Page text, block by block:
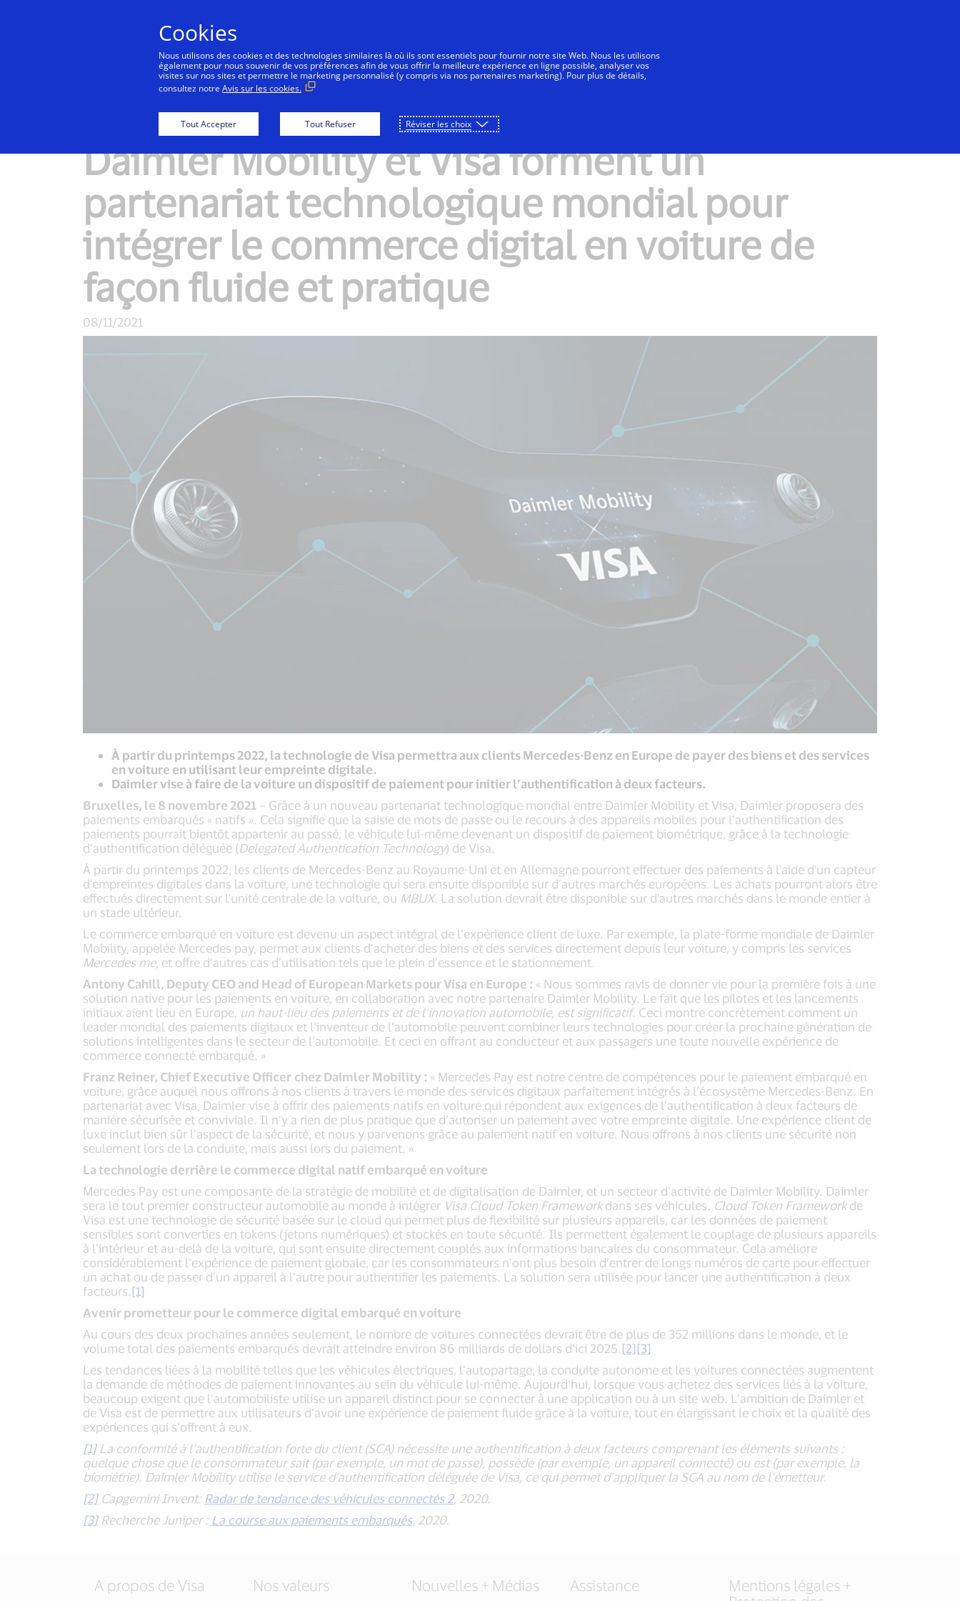
New Detail
Daimler Mobility et Visa forment un
partenariat technologique mondial pour
intégrer le commerce digital en voiture de
façon fluide et pratique
08/11/2021
À partir du printemps 2022, la technologie de Visa permettra aux clients Mercedes-Benz en Europe de payer des biens et des services
en voiture en utilisant leur empreinte digitale.
Daimler vise à faire de la voiture un dispositif de paiement pour initier l’authentification à deux facteurs.
Bruxelles, le 8 novembre 2021– Grâce à un nouveau partenariat technologique mondial entre Daimler Mobility et Visa, Daimler proposera des
paiements embarqués « natifs ». Cela signifie que la saisie de mots de passe ou le recours à des appareils mobiles pour l’authentification des
paiements pourrait bientôt appartenir au passé, le véhicule lui-même devenant un dispositif de paiement biométrique, grâce à la technologie
d’authentification déléguée (Delegated Authentication Technology) de Visa.
À partir du printemps 2022, les clients de Mercedes-Benz au Royaume-Uni et en Allemagne pourront effectuer des paiements à l'aide d'un capteur
d'empreintes digitales dans la voiture, une technologie qui sera ensuite disponible sur d’autres marchés européens. Les achats pourront alors être
effectués directement sur l'unité centrale de la voiture, ou MBUX. La solution devrait être disponible sur d'autres marchés dans le monde entier à
un stade ultérieur.
Le commerce embarqué en voiture est devenu un aspect intégral de l’expérience client de luxe. Par exemple, la plate-forme mondiale de Daimler
Mobility, appelée Mercedes pay, permet aux clients d’acheter des biens et des services directement depuis leur voiture, y compris les services
Mercedes me, et offre d’autres cas d’utilisation tels que le plein d’essence et le stationnement.
Antony Cahill, Deputy CEO and Head of European Markets pour Visa en Europe : « Nous sommes ravis de donner vie pour la première fois à une
solution native pour les paiements en voiture, en collaboration avec notre partenaire Daimler Mobility. Le fait que les pilotes et les lancements
initiaux aient lieu en Europe, un haut-lieu des paiements et de l’innovation automobile, est significatif. Ceci montre concrètement comment un
leader mondial des paiements digitaux et l’inventeur de l’automobile peuvent combiner leurs technologies pour créer la prochaine génération de
solutions intelligentes dans le secteur de l’automobile. Et ceci en offrant au conducteur et aux passagers une toute nouvelle expérience de
commerce connecté embarqué. »
Franz Reiner, Chief Executive Officer chez Daimler Mobility : « Mercedes Pay est notre centre de compétences pour le paiement embarqué en
voiture, grâce auquel nous offrons à nos clients à travers le monde des services digitaux parfaitement intégrés à l’écosystème Mercedes-Benz. En
partenariat avec Visa, Daimler vise à offrir des paiements natifs en voiture qui répondent aux exigences de l’authentification à deux facteurs de
manière sécurisée et conviviale. Il n’y a rien de plus pratique que d’autoriser un paiement avec votre empreinte digitale. Une expérience client de
luxe inclut bien sûr l’aspect de la sécurité, et nous y parvenons grâce au paiement natif en voiture. Nous offrons à nos clients une sécurité non
seulement lors de la conduite, mais aussi lors du paiement. »
La technologie derrière le commerce digital natif embarqué en voiture
Mercedes Pay est une composante de la stratégie de mobilité et de digitalisation de Daimler, et un secteur d’activité de Daimler Mobility. Daimler
sera le tout premier constructeur automobile au monde à intégrer Visa Cloud Token Frameworkdans ses véhicules. Cloud Token Frameworkde
Visa est une technologie de sécurité basée sur le cloud qui permet plus de flexibilité sur plusieurs appareils, car les données de paiement
sensibles sont converties en tokens (jetons numériques) et stockés en toute sécurité. Ils permettent également le couplage de plusieurs appareils
à l’intérieur et au-delà de la voiture, qui sont ensuite directement couplés aux informations bancaires du consommateur. Cela améliore
considérablement l’expérience de paiement globale, car les consommateurs n’ont plus besoin d’entrer de longs numéros de carte pour effectuer
un achat ou de passer d’un appareil à l’autre pour authentifier les paiements. La solution sera utilisée pour lancer une authentification à deux
facteurs. [1]
Avenir prometteur pour le commerce digital embarqué en voiture
Au cours des deux prochaines années seulement, le nombre de voitures connectées devrait être de plus de 352 millions dans le monde, et le
volume total des paiements embarqués devrait atteindre environ 86 milliards de dollars d’ici 2025. [2] [3]
Les tendances liées à la mobilité telles que les véhicules électriques, l’autopartage, la conduite autonome et les voitures connectées augmentent
la demande de méthodes de paiement innovantes au sein du véhicule lui-même. Aujourd’hui, lorsque vous achetez des services liés à la voiture,
beaucoup exigent que l’automobiliste utilise un appareil distinct pour se connecter à une application ou à un site web. L’ambition de Daimler et
de Visa est de permettre aux utilisateurs d’avoir une expérience de paiement fluide grâce à la voiture, tout en élargissant le choix et la qualité des
expériences qui s’offrent à eux.
[1]La conformité à l’authentification forte du client (SCA) nécessite une authentification à deux facteurs comprenant les éléments suivants :
quelque chose que le consommateur sait (par exemple, un mot de passe), possède (par exemple, un appareil connecté) ou est (par exemple, la
biométrie). Daimler Mobility utilise le service d’authentification déléguée de Visa, ce qui permet d’appliquer la SCA au nom de l’émetteur.
[2]Capgemini Invent: Radar de tendance des véhicules connectés 2, 2020.
[3]Recherche Juniper : La course aux paiements embarqués, 2020.
A propos de Visa Nos valeurs Nouvelles + Médias Assistance
Mentions légales +
Cookies
Nous utilisons des cookies et des technologies similaires là où ils sont essentiels pour fournir notre site Web. Nous les utilisons
également pour nous souvenir de vos préférences afin de vous offrir la meilleure expérience en ligne possible, analyser vos
visites sur nos sites et permettre le marketing personnalisé (y compris via nos partenaires marketing). Pour plus de détails,
consultez notre Avis sur les cookies.
Tout Accepter Tout Refuser Réviser les choix